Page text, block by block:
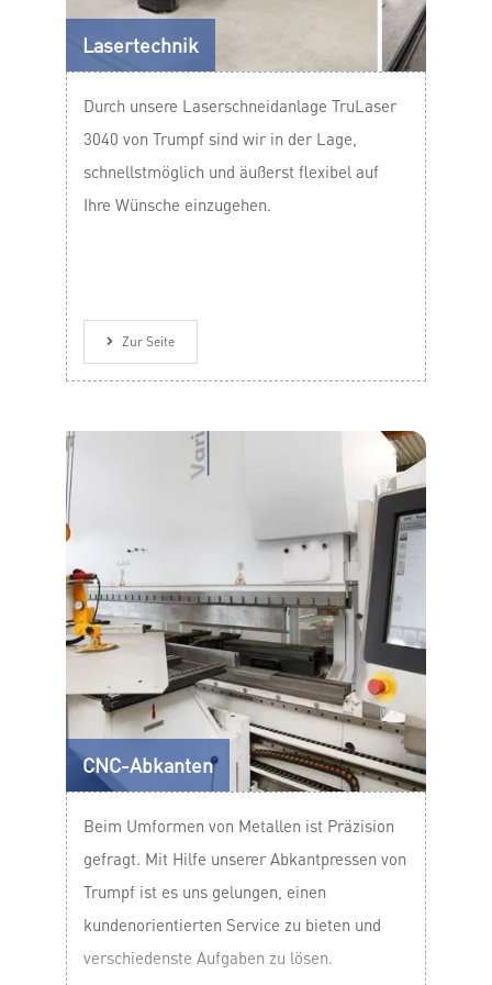
Lasertechnik
Durch unsere Laserschneidanlage TruLaser
3040 von Trumpf sind wir in der Lage,
schnellstmöglich und äußerst flexibel auf
Ihre Wünsche einzugehen.
Zur Seite
CNC-Abkanten
Beim Umformen von Metallen ist Präzision
gefragt. Mit Hilfe unserer Abkantpressen von
Trumpf ist es uns gelungen, einen
kundenorientierten Service zu bieten und
verschiedenste Aufgaben zu lösen.